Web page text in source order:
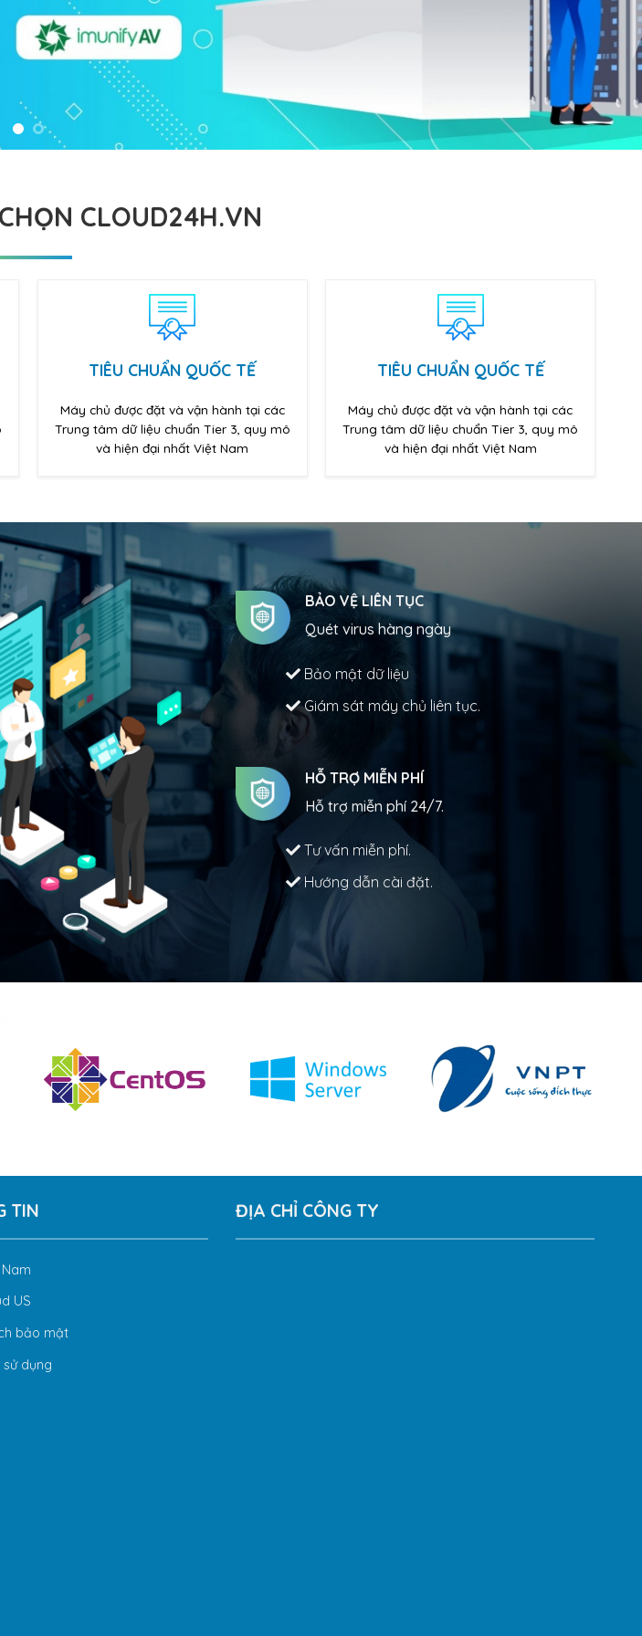
CLOUD24H.VN
TIÊU CHUẨN QUỐC TẾ
Máy chủ được đặt và vận hành tại các
Trung tâm dữ liệu chuẩn Tier 3, quy mô
và hiện đại nhất Việt Nam
TIÊU CHUẨN QUỐC TẾ
Máy chủ được đặt và vận hành tại các
Trung tâm dữ liệu chuẩn Tier 3, quy mô
và hiện đại nhất Việt Nam
BẢO VỆ LIÊN TỤC
Quét virus hàng ngày
Bảo mật dữ liệu
Giám sát máy chủ liên tục.
HỖ TRỢ MIỄN PHÍ
Hỗ trợ miễn phí 24/7.
Tư vấn miễn phí.
Hướng dẫn cài đặt.
TIN
US
bảo mật
dụng
ĐỊA CHỈ CÔNG TY